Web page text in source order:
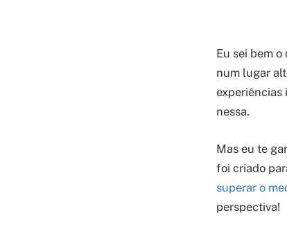
Eu sei bem
num lugar
experiências
nessa.
Mas eu te
foi criado
superar o
perspectiva!